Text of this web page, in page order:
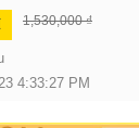
1,530,000 ₫
4:33:27 PM